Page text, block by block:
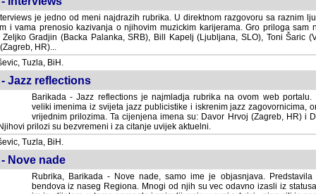
je jedno od meni najdrazih rubrika. U direktnom razgovoru sa raznim
i vama prenosio kazivanja o njihovim muzickim karijerama. Gro priloga sam
Gradjin (Backa Palanka, SRB), Bill Kapelj (Ljubljana, SLO), Toni Šaric
HR)...
Tuzla, BiH.
Jazz reflections
Barikada - Jazz reflections je najmladja rubrika na ovom web portalu.
imenima iz svijeta jazz publicistike i iskrenim jazz zagovornicima,
vrijednim prilozima. Ta cijenjena imena su: Davor Hrvoj (Zagreb, HR) i
prilozi su bezvremeni i za citanje uvijek aktuelni.
Tuzla, BiH.
Nove nade
Rubrika, Barikada - Nove nade, samo ime je objasnjava.
bendova iz naseg Regiona. Mnogi od njih su vec odavno izasli iz statusa